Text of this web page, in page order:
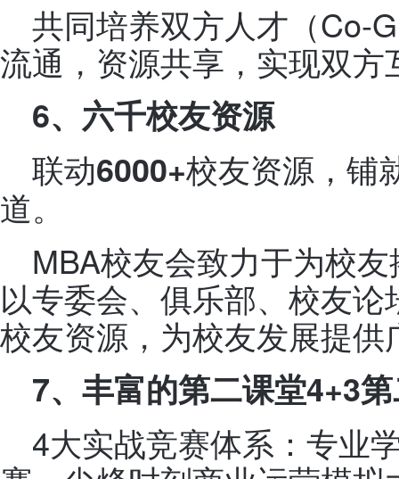
共同培养双方人才（Co-
流通，资源共享，实现双方
6、六千校友资源
联动6000+校友资源，铺
道。
MBA校友会致力于为校
以专委会、俱乐部、校友
校友资源，为校友发展提供
7、丰富的第二课堂4+3
4大实战竞赛体系：专业